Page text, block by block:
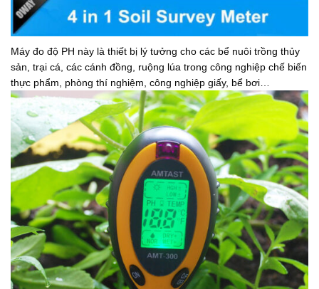
Máy đo độ PH này là thiết bị lý tưởng cho các bể nuôi trồng thủy
sản, trại cá, các cánh đồng, ruộng lúa trong công nghiệp chế biến
thực phẩm, phòng thí nghiệm, công nghiệp giấy, bể bơi…